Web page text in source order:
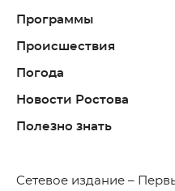
Программы
Происшествия
Погода
Новости Ростова
Полезно знать
Cетевое издание –